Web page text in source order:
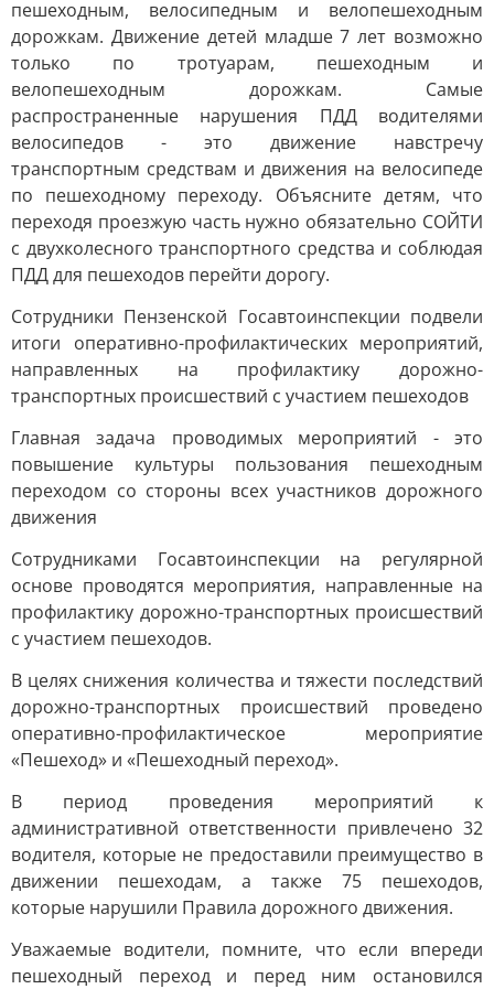
пешеходным, велосипедным и велопешеходным
дорожкам. Движение детей младше 7 лет возможно
только по тротуарам, пешеходным и
велопешеходным дорожкам. Самые
распространенные нарушения ПДД водителями
велосипедов - это движение навстречу
транспортным средствам и движения на велосипеде
по пешеходному переходу. Объясните детям, что
переходя проезжую часть нужно обязательно СОЙТИ
с двухколесного транспортного средства и соблюдая
ПДД для пешеходов перейти дорогу.
Сотрудники Пензенской Госавтоинспекции подвели
итоги оперативно-профилактических мероприятий,
направленных на профилактику дорожно-
транспортных происшествий с участием пешеходов
Главная задача проводимых мероприятий - это
повышение культуры пользования пешеходным
переходом со стороны всех участников дорожного
движения
Сотрудниками Госавтоинспекции на регулярной
основе проводятся мероприятия, направленные на
профилактику дорожно-транспортных происшествий
с участием пешеходов.
В целях снижения количества и тяжести последствий
дорожно-транспортных происшествий проведено
оперативно-профилактическое мероприятие
«Пешеход» и «Пешеходный переход».
В период проведения мероприятий к
административной ответственности привлечено 32
водителя, которые не предоставили преимущество в
движении пешеходам, а также 75 пешеходов,
которые нарушили Правила дорожного движения.
Уважаемые водители, помните, что если впереди
пешеходный переход и перед ним остановился